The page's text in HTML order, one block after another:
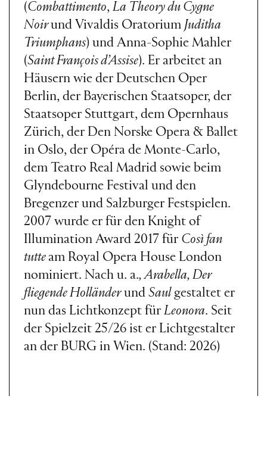
(Combattimento, La Theory du Cygne
Noirund Vivaldis Oratorium Juditha
Triumphans) und Anna-Sophie Mahler
(Saint François d’Assise). Er arbeitet an
Häusern wie der Deutschen Oper
Berlin, der Bayerischen Staatsoper, der
Staatsoper Stuttgart, dem Opernhaus
Zürich, der Den Norske Opera & Ballet
in Oslo, der Opéra de Monte-Carlo,
dem Teatro Real Madrid sowie beim
Glyndebourne Festival und den
Bregenzer und Salzburger Festspielen.
2007 wurde er für den Knight of
Illumination Award 2017 für Così fan
tutte am Royal Opera House London
nominiert. Nach u. a., Arabella, Der
fliegende Holländerund Saul gestaltet er
nun das Lichtkonzept für Leonora. Seit
der Spielzeit 25/26 ist er Lichtgestalter
an der BURG in Wien. (Stand: 2026)